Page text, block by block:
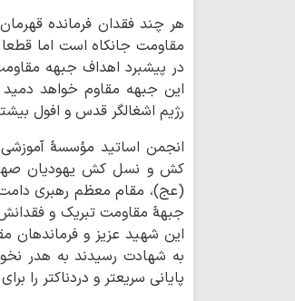
هر چند فقدان فرمانده
مقاومت جانکاه است اما
در پیشبرد اهداف جبهه
این جبهه مقاوم خواهد دمید
رژیم اشغالگر قدس و افول
انجمن اساتید مؤسسۀ
کش و نسل کش یهودیان
(عج)، مقام معظم رهبری دامت
جبهۀ مقاومت تبریک و
این شهید عزیز و فرماندهان
به شهادت رسیدند به هدر
پایانی سریعتر و دردناکتر را